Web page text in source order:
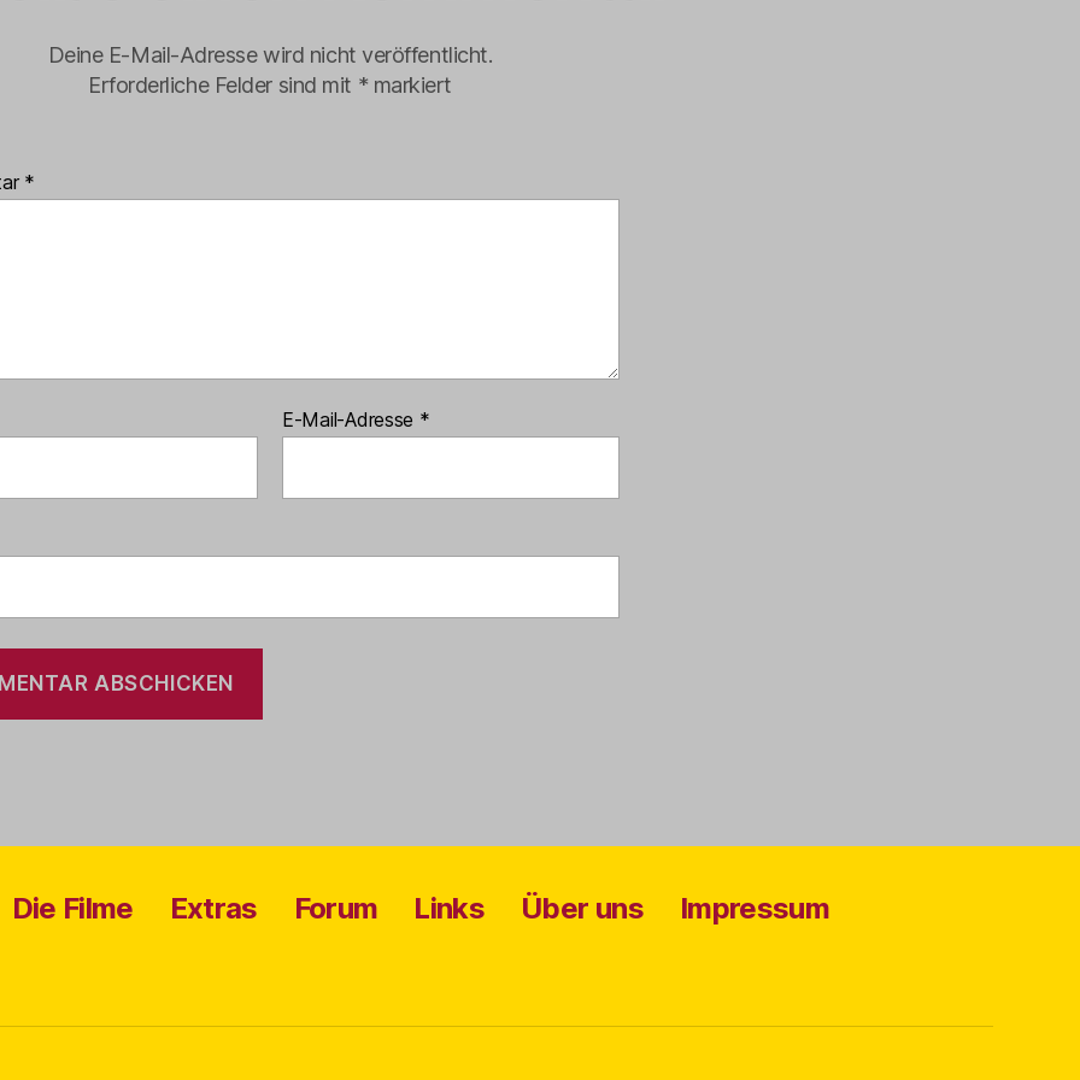
Deine E-Mail-Adresse wird nicht veröffentlicht.
Erforderliche Felder sind mit * markiert
*
E-Mail-Adresse *
Die Filme Extras Forum Links Über uns
Impressum